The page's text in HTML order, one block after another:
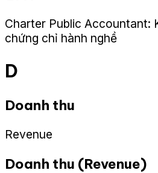
Charter Public Accountant:
chứng chỉ hành nghề
D
Doanh thu
Revenue
Doanh thu (Revenue)